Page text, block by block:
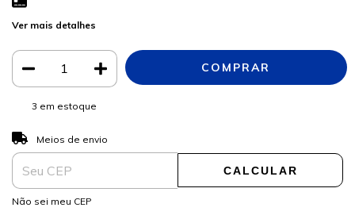
Ver mais detalhes
3 em estoque
Entregas para o CEP:
Meios de envio
CALCULAR
Não sei meu CEP